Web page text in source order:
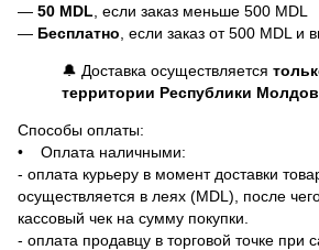
— 50 MDL , если заказ меньше 500 MDL
— Бесплатно , если заказ от 500 MDL и
🔔 Доставка осуществляется
территории Республики
Способы оплаты:
• Оплата наличными:
- оплата курьеру в момент доставки
осуществляется в леях (MDL), после
кассовый чек на сумму покупки.
- оплата продавцу в торговой точке при